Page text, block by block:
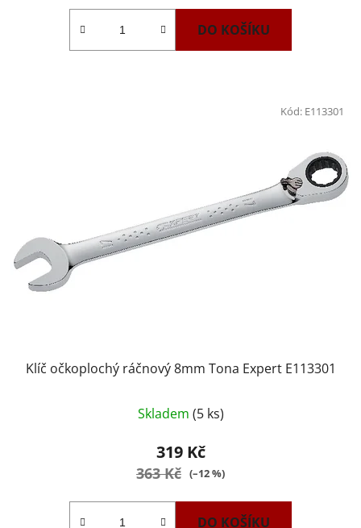
DO KOŠÍKU
Klíč očkoplochý ráčnový 8mm Tona Expert E113301
Skladem (5 ks)
319 Kč
363 Kč (–12 %)
DO KOŠÍKU
Kód: E113301